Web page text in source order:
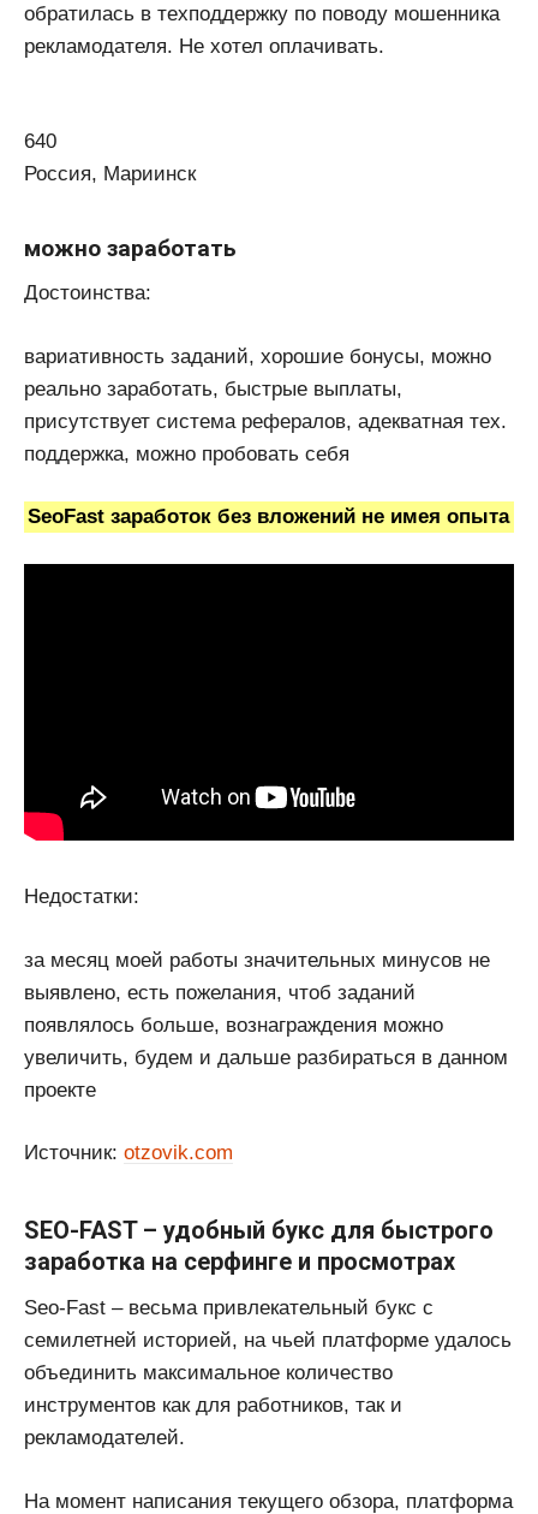
обратилась в техподдержку по поводу мошенника
рекламодателя. Не хотел оплачивать.
640
Россия, Мариинск
можно заработать
Достоинства:
вариативность заданий, хорошие бонусы, можно
реально заработать, быстрые выплаты,
присутствует система рефералов, адекватная тех.
поддержка, можно пробовать себя
SeoFast заработок без вложений не имея опыта
Недостатки:
за месяц моей работы значительных минусов не
выявлено, есть пожелания, чтоб заданий
появлялось больше, вознаграждения можно
увеличить, будем и дальше разбираться в данном
проекте
Источник: otzovik.com
SEO-FAST – удобный букс для быстрого
заработка на серфинге и просмотрах
Seo-Fast – весьма привлекательный букс с
семилетней историей, на чьей платформе удалось
объединить максимальное количество
инструментов как для работников, так и
рекламодателей.
На момент написания текущего обзора, платформа